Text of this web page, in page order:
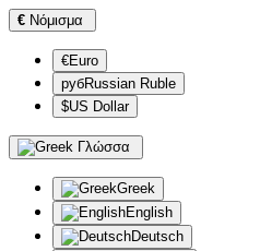
€ Νόμισμα
€Euro
рубRussian Ruble
$US Dollar
Γλώσσα
Greek
English
Deutsch